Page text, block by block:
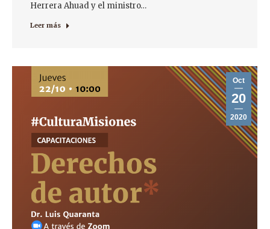
Herrera Ahuad y el ministro…
Leer más
Oct
20
2020